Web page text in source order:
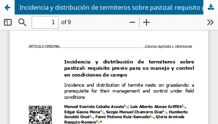
Incidencia y distribución de termiteros sobre pastizal: requisito previo para su manejo y control en condiciones de campo